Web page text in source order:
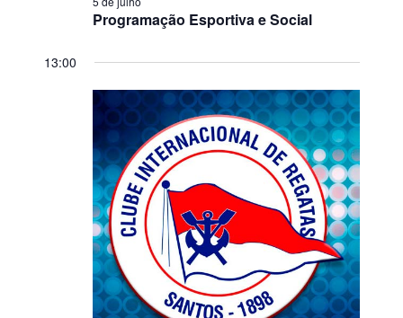
Programação Esportiva e Social
13:00